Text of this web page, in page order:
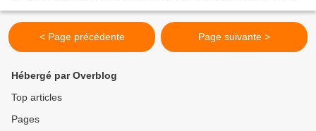
< Page précédente Page suivante >
Hébergé par Overblog
Top articles
Pages